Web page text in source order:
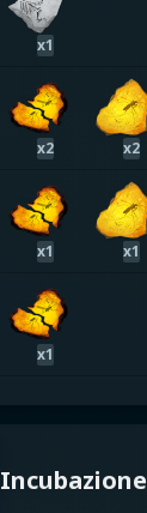
x1
x2 x2
x1 x1
x1
Incubazione